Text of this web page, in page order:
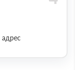
адрес